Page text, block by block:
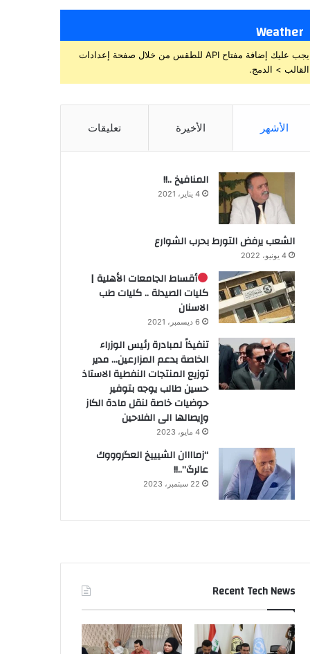
Weather
يجب عليك إضافة مفتاح API للطقس من خلال صفحة إعدادات
القالب > الدمج.
الأشهر الأخيرة تعليقات
المنافيخ ..!!
4 يناير، 2021
الشعب يرفض التورط بحرب الشوارع
4 يونيو، 2022
أقساط الجامعات الأهلية |
كليات الصيدلة .. كليات طب
الاسنان
6 ديسمبر، 2021
تنفيذاً لمبادرة رئيس الوزراء
الخاصة بدعم المزارعين… مدير
توزيع المنتجات النفطية الاستاذ
حسين طالب يوجه بتوفير
حوضيات خاصة لنقل مادة الكاز
وإيصالها الى الفلاحين
4 مايو، 2023
“زماااان الشيييخ العگروووك
عالرگ”..!!
22 سبتمبر، 2023
Recent Tech News